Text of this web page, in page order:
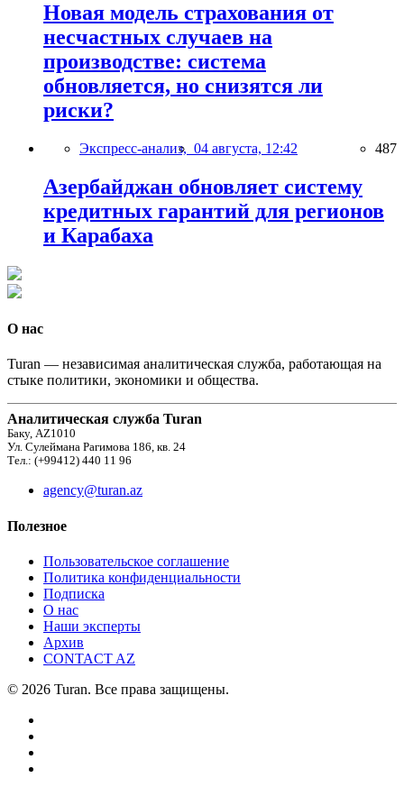
Новая модель страхования от
несчастных случаев на
производстве: система
обновляется, но снизятся ли
риски?
Экспресс-анализ, 04 августа, 12:42 487
Азербайджан обновляет систему
кредитных гарантий для регионов
и Карабаха
О нас
Turan — независимая аналитическая служба, работающая на
стыке политики, экономики и общества.
Аналитическая служба Turan
Баку, AZ1010
Ул. Сулеймана Рагимова 186, кв. 24
Тел.: (+99412) 440 11 96
agency@turan.az
Полезное
Пользовательское соглашение
Политика конфиденциальности
Подписка
О нас
Наши эксперты
Архив
CONTACT AZ
© 2026 Turan. Все права защищены.